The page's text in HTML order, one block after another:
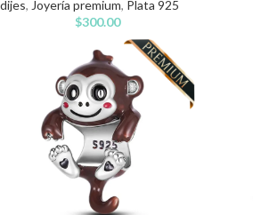
dijes, Joyería premium, Plata 925
$300.00